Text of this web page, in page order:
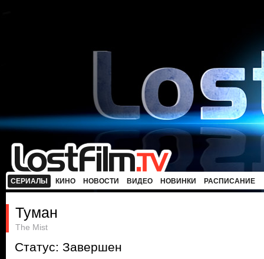
СЕРИАЛЫ КИНО НОВОСТИ ВИДЕО НОВИНКИ РАСПИСАНИЕ
Туман
The Mist
Статус: Завершен